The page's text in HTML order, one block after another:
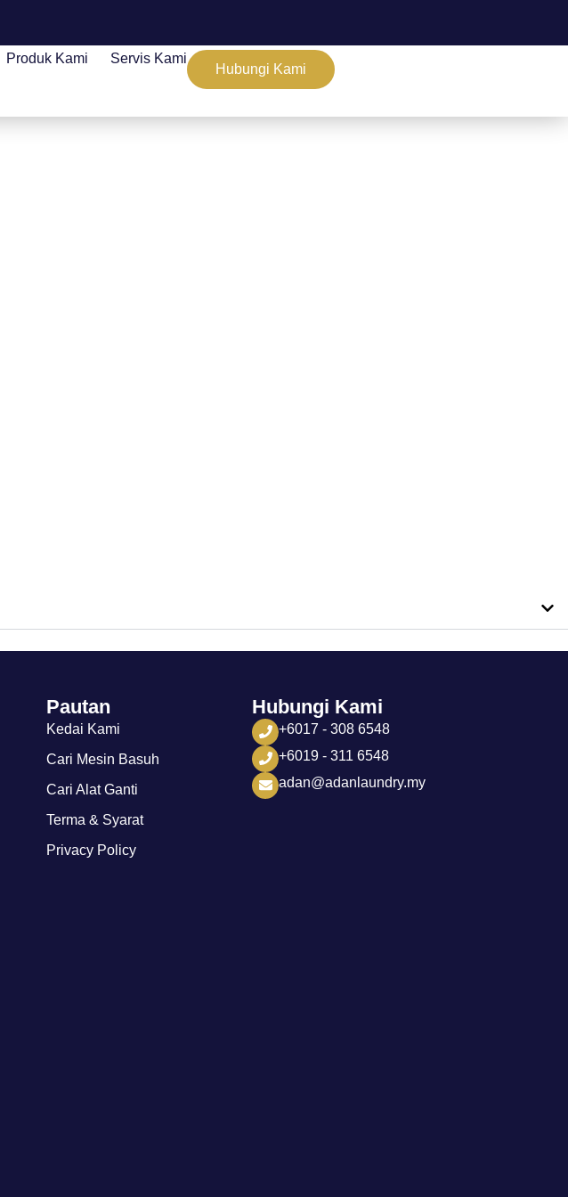
Produk Kami Servis Kami
Hubungi Kami
Pautan
Kedai Kami
Cari Mesin Basuh
Cari Alat Ganti
Terma & Syarat
Privacy Policy
Hubungi Kami
+6017 - 308 6548
+6019 - 311 6548
adan@adanlaundry.my